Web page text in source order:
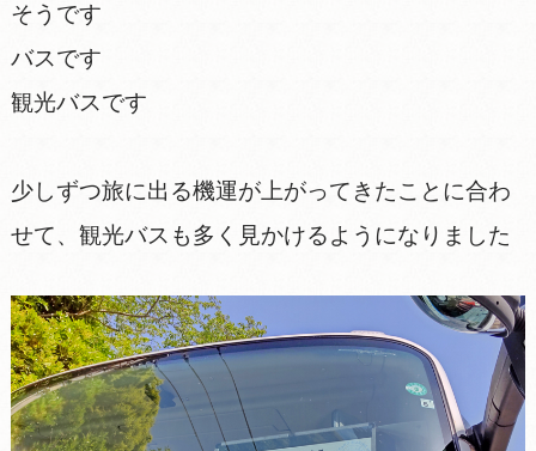
そうです
バスです
観光バスです
少しずつ旅に出る機運が上がってきたことに合わ
せて、観光バスも多く見かけるようになりました